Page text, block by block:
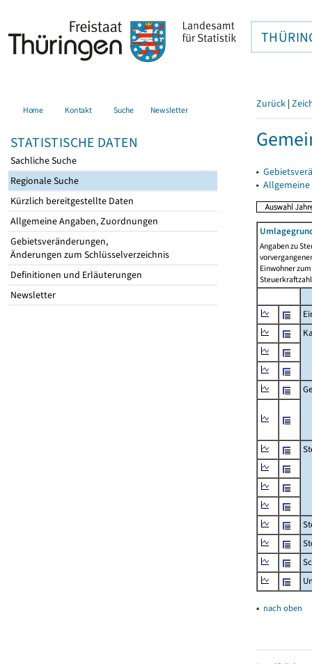
Home Kontakt Suche Newsletter
STATISTISCHE DATEN
Sachliche Suche
Regionale Suche
Kürzlich bereitgestellte Daten
Allgemeine Angaben, Zuordnungen
Gebietsveränderungen,
Änderungen zum Schlüsselverzeichnis
Definitionen und Erläuterungen
Newsletter
Zurück |
▸
▸
Angaben zu
Einwohner
▴ nach oben